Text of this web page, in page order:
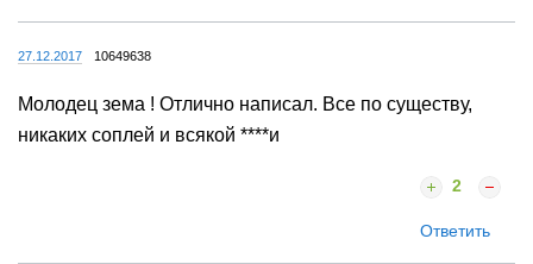
27.12.2017 10649638
Молодец зема ! Отлично написал. Все по существу,
никаких соплей и всякой ****и
2
Ответить